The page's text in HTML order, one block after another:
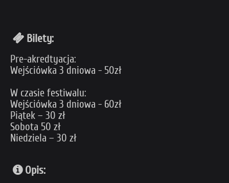
Bilety:
Pre-akredtyacja:
Wejściówka 3 dniowa - 50zł
W czasie festiwalu:
Wejściówka 3 dniowa - 60zł
Piątek – 30 zł
Sobota 50 zł
Niedziela – 30 zł
Opis: